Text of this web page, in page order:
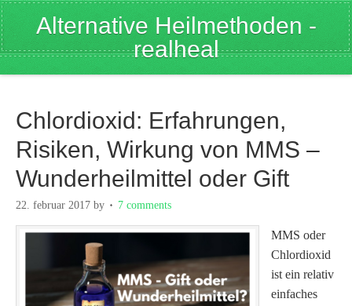
Alternative Heilmethoden -
realheal
Chlordioxid: Erfahrungen,
Risiken, Wirkung von MMS –
Wunderheilmittel oder Gift
22. februar 2017 by 7 comments
MMS oder
Chlordioxid
ist ein relativ
einfaches